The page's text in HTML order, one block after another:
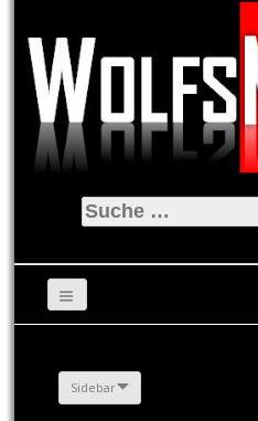
Suche
nach:
Sidebar